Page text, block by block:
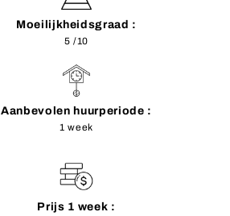
Moeilijkheidsgraad :
5 /10
Aanbevolen huurperiode :
1 week
Prijs 1 week :